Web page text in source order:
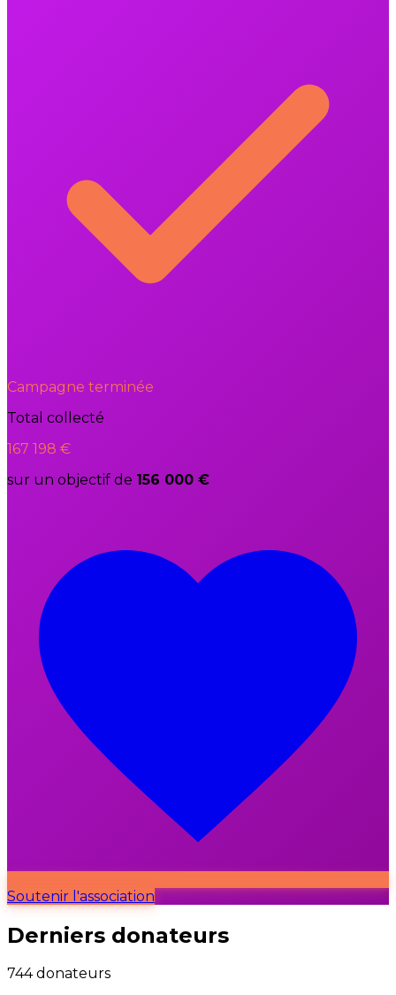
Campagne terminée
Total collecté
167 198 €
sur un objectif de 156 000 €
Soutenir l'association
Derniers donateurs
744 donateurs